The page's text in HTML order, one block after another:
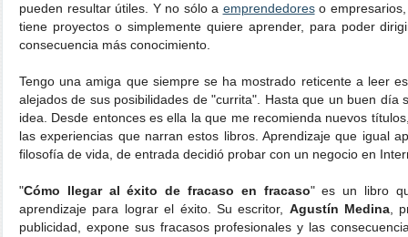
pueden resultar útiles. Y no sólo a emprendedoreso empresarios,
tiene proyectos o simplemente quiere aprender, para poder
consecuencia más conocimiento.
Tengo una amiga que siempre se ha mostrado reticente a leer
alejados de sus posibilidades de "currita". Hasta que un buen día
idea. Desde entonces es ella la que me recomienda nuevos
las experiencias que narran estos libros. Aprendizaje que igual
filosofía de vida, de entrada decidió probar con un negocio en
"Cómo llegar al éxito de fracaso en fracaso" es un libro
aprendizaje para lograr el éxito. Su escritor, Agustín Medina ,
publicidad, expone sus fracasos profesionales y las